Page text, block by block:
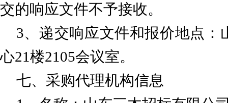
交的响应文件不予接收。
3、递交响应文件和报价地点：
心21楼2105会议室。
七、采购代理机构信息